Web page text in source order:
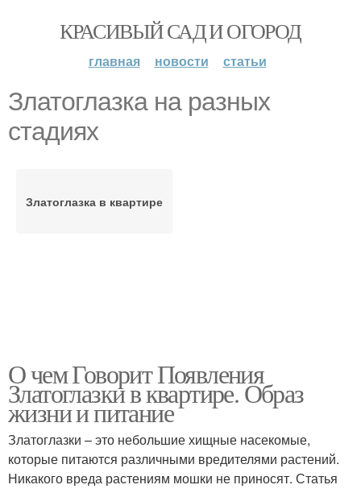
КРАСИВЫЙ САД И ОГОРОД
главная новости статьи
Златоглазка на разных
стадиях
Златоглазка в квартире
О чем Говорит Появления
Златоглазки в квартире. Образ
жизни и питание
Златоглазки – это небольшие хищные насекомые,
которые питаются различными вредителями растений.
Никакого вреда растениям мошки не приносят. Статья